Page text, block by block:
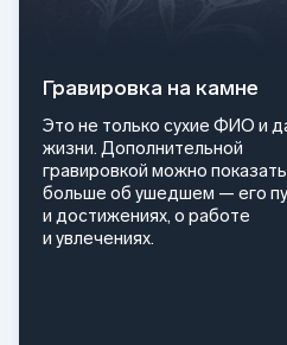
Гравировка на камне
Это не только сухие ФИО и
жизни. Дополнительной
гравировкой можно показать
больше об ушедшем — его
и достижениях, о работе
и увлечениях.